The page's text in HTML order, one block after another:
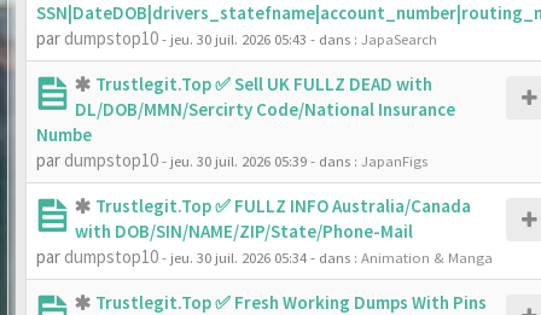
par dumpstop10- jeu. 30 juil. 2026 05:43 - dans : JapaSearch
Trustlegit.Top ✅ Sell UK FULLZ DEAD with
DL/DOB/MMN/Sercirty Code/National Insurance
Numbe
par dumpstop10- jeu. 30 juil. 2026 05:39- dans : JapanFigs
Trustlegit.Top ✅ FULLZ INFO Australia/Canada
with DOB/SIN/NAME/ZIP/State/Phone-Mail
par dumpstop10- jeu. 30 juil. 2026 05:34- dans : Animation & Manga
Trustlegit.Top ✅ Fresh Working Dumps With Pins